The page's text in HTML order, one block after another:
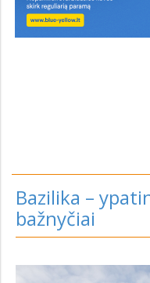
Bazilika –
bažnyčiai